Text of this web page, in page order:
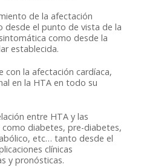
de la afectación
desde el punto de vista de la
como desde la
establecida.
con la afectación cardíaca,
en la HTA en todo su
entre HTA y las
diabetes, pre-diabetes,
etc… tanto desde el
clínicas
y pronósticas.